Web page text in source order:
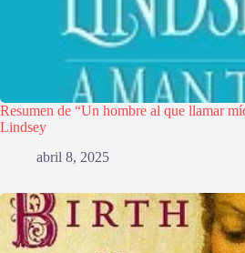
Resumen de “Un hombre al que llamar
Lindsey
abril 8, 2025